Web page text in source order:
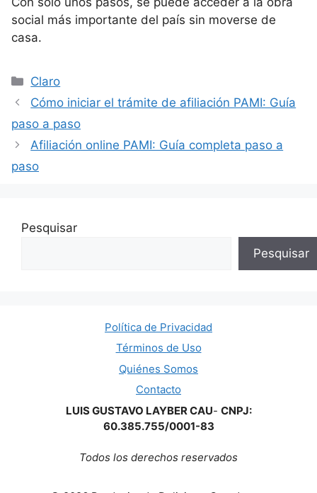
social más importante del país sin moverse de
casa.
Categorías
Claro
Cómo iniciar el trámite de afiliación PAMI: Guía
paso a paso
Afiliación online PAMI: Guía completa paso a
paso
Pesquisar
Pesquisar
Política de Privacidad
Términos de Uso
Quiénes Somos
Contacto
LUIS GUSTAVO LAYBER CAU- CNPJ:
60.385.755/0001-83
Todos los derechos reservados